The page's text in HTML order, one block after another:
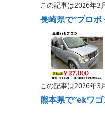
この記事は2026年3
長崎県で”プロボ
この記事は2026年3
熊本県で”ekワゴ